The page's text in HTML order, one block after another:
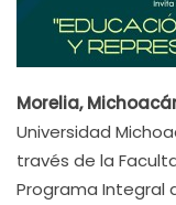
Morelia,
Universidad
través de la
Programa Integral